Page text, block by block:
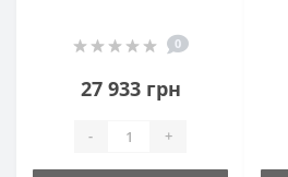
0
27 933 грн
- +